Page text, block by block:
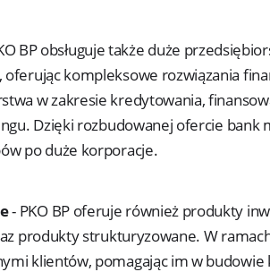
BP obsługuje także duże
oferując kompleksowe rozwiązania
w zakresie kredytowania,
Dzięki rozbudowanej ofercie
po duże korporacje.
- PKO BP oferuje również produkty
produkty strukturyzowane. W
klientów, pomagając im w budowie